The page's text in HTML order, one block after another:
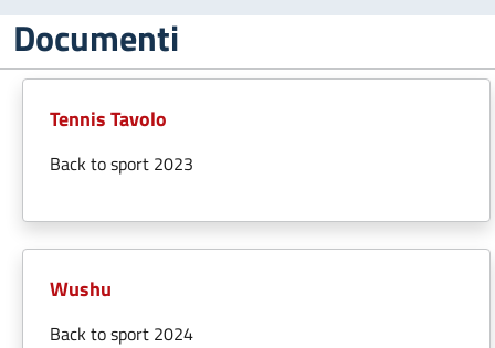
Documenti
Tennis Tavolo
Back to sport 2023
Wushu
Back to sport 2024